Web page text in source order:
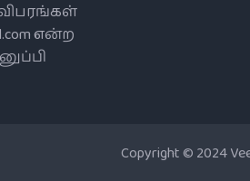
என்ற
Copyright © 2024